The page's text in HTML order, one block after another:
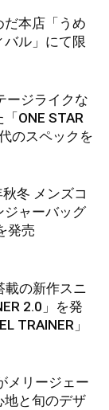
だ本店「うめ
ル」にて限
ージライクな
ONE STAR
のスペックを
冬 メンズコ
ジャーバッグ
発売
載の新作スニ
2.0」を発
TRAINER」
メリージェー
地と旬のデザ